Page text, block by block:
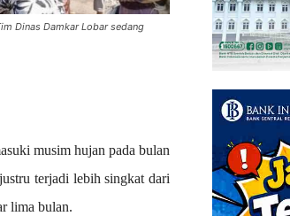
Dinas Damkar Lobar sedang
musim hujan pada bulan
terjadi lebih singkat dari
lima bulan.